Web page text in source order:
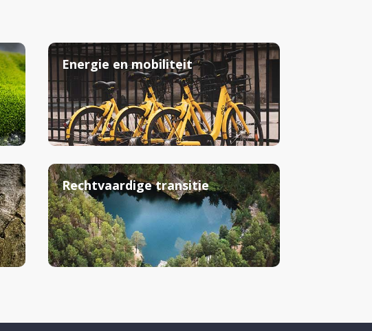
Energie en mobiliteit
Rechtvaardige transitie